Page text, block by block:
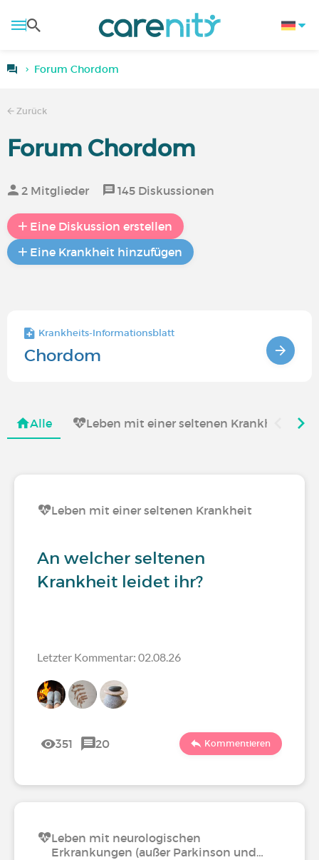
Forum Chordom
Zurück
Forum Chordom
2 Mitglieder 145 Diskussionen
Eine Diskussion erstellen
Eine Krankheit hinzufügen
Krankheits-Informationsblatt
Chordom
Alle Leben mit einer seltenen Krankheit
Leben mit einer seltenen Krankheit
An welcher seltenen
Krankheit leidet ihr?
Letzter Kommentar: 02.08.26
351 20 Kommentieren
Leben mit neurologischen
Erkrankungen (außer Parkinson und…